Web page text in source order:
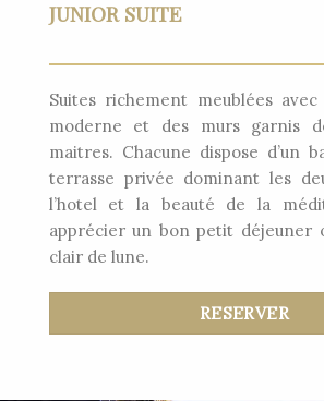
JUNIOR SUITE
Suites richement meublées
moderne et des murs garnis
maitres. Chacune dispose d’un
terrasse privée dominant les
l’hotel et la beauté de la
apprécier un bon petit déjeuner
clair de lune.
RESERVER